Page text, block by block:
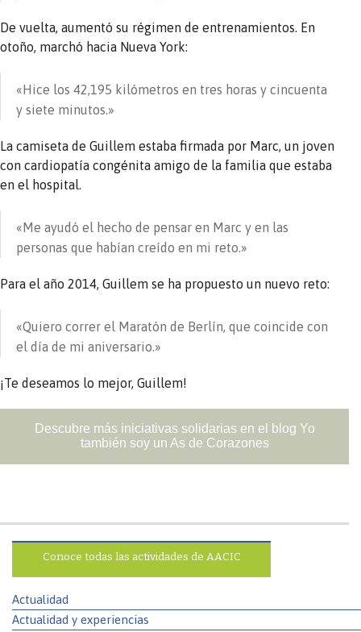
De vuelta, aumentó su régimen de entrenamientos. En
otoño, marchó hacia Nueva York:
«Hice los 42,195 kilómetros en tres horas y cincuenta
y siete minutos.»
La camiseta de Guillem estaba firmada por Marc, un joven
con cardiopatía congénita amigo de la familia que estaba
en el hospital.
«Me ayudó el hecho de pensar en Marc y en las
personas que habían creído en mi reto.»
Para el año 2014, Guillem se ha propuesto un nuevo reto:
«Quiero correr el Maratón de Berlín, que coincide con
el día de mi aniversario.»
¡Te deseamos lo mejor, Guillem!
Descubre más iniciativas solidarias en el blog Yo
también soy un As de Corazones
Conoce todas las actividades de AACIC
Actualidad
Actualidad y experiencias